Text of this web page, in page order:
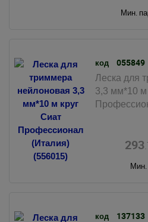
Мин.
код 055849
Леска для
3,3 мм*10 м
293
Мин.
код 137133